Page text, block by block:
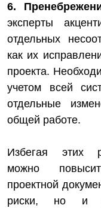
6.
эксперты
отдельных
как их
проекта.
учетом всей
отдельные
общей работе.
Избегая этих
можно
проектной
риски, но и